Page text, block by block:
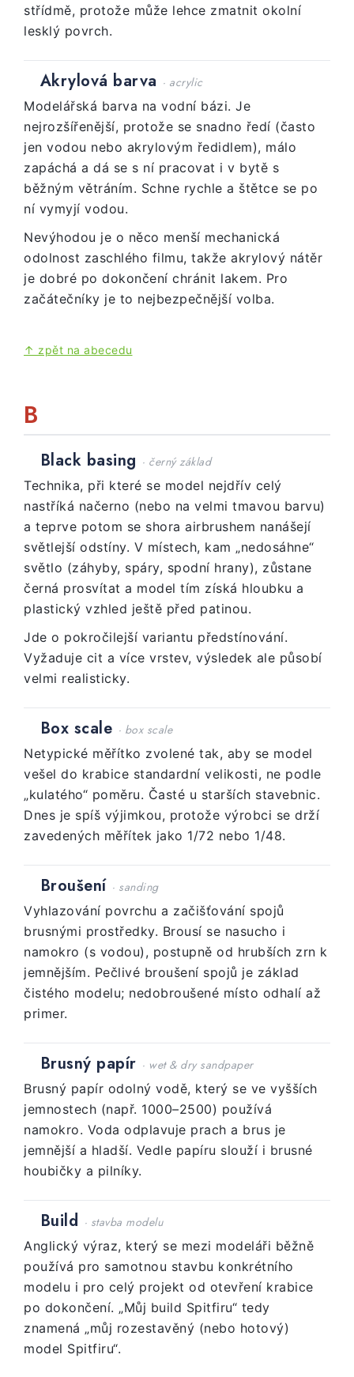
střídmě, protože může lehce zmatnit okolní
lesklý povrch.
Akrylová barva · acrylic
Modelářská barva na vodní bázi. Je
nejrozšířenější, protože se snadno ředí (často
jen vodou nebo akrylovým ředidlem), málo
zapáchá a dá se s ní pracovat i v bytě s
běžným větráním. Schne rychle a štětce se po
ní vymyjí vodou.
Nevýhodou je o něco menší mechanická
odolnost zaschlého filmu, takže akrylový nátěr
je dobré po dokončení chránit lakem. Pro
začátečníky je to nejbezpečnější volba.
↑ zpět na abecedu
B
Black basing · černý základ
Technika, při které se model nejdřív celý
nastříká načerno (nebo na velmi tmavou barvu)
a teprve potom se shora airbrushem nanášejí
světlejší odstíny. V místech, kam „nedosáhne“
světlo (záhyby, spáry, spodní hrany), zůstane
černá prosvítat a model tím získá hloubku a
plastický vzhled ještě před patinou.
Jde o pokročilejší variantu předstínování.
Vyžaduje cit a více vrstev, výsledek ale působí
velmi realisticky.
Box scale · box scale
Netypické měřítko zvolené tak, aby se model
vešel do krabice standardní velikosti, ne podle
„kulatého“ poměru. Časté u starších stavebnic.
Dnes je spíš výjimkou, protože výrobci se drží
zavedených měřítek jako 1/72 nebo 1/48.
Broušení · sanding
Vyhlazování povrchu a začišťování spojů
brusnými prostředky. Brousí se nasucho i
namokro (s vodou), postupně od hrubších zrn k
jemnějším. Pečlivé broušení spojů je základ
čistého modelu; nedobroušené místo odhalí až
primer.
Brusný papír · wet & dry sandpaper
Brusný papír odolný vodě, který se ve vyšších
jemnostech (např. 1000–2500) používá
namokro. Voda odplavuje prach a brus je
jemnější a hladší. Vedle papíru slouží i brusné
houbičky a pilníky.
Build · stavba modelu
Anglický výraz, který se mezi modeláři běžně
používá pro samotnou stavbu konkrétního
modelu i pro celý projekt od otevření krabice
po dokončení. „Můj build Spitfiru“ tedy
znamená „můj rozestavěný (nebo hotový)
model Spitfiru“.